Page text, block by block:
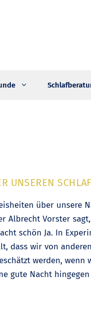
UNSEREN
über unsere
Albrecht Vorster
schön Ja. In
dass wir von
werden, wenn
gute Nacht